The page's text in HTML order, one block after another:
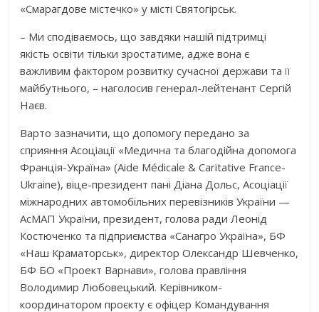
«Смарагдове містечко» у місті Святогірськ.
– Ми сподіваємось, що завдяки нашій підтримці
якість освіти тільки зростатиме, адже вона є
важливим фактором розвитку сучасної держави та її
майбутнього, – наголосив генерал-лейтенант Сергій
Наєв.
Варто зазначити, що допомогу передано за
сприяння Асоціації «Медична та благодійна допомога
Франція-Україна» (Aide Médicale & Caritative France-
Ukrainе), віце-президент пані Діана Дольс, Асоціації
міжнародних автомобільних перевізників України —
АсМАП України, президент, голова ради Леонід
Костюченко та підприємства «Санагро Украïна», БФ
«Наш Краматорськ», директор Олександр Шевченко,
БФ БО «Проект Варнави», голова правління
Володимир Любовецький. Керівником-
координатором проєкту є офіцер Командування